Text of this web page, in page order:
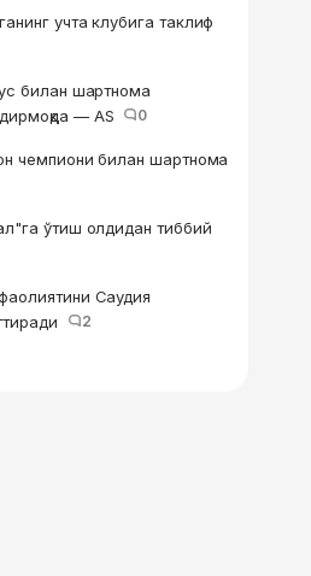
учта клубига таклиф
билан шартнома
— AS
0
чемпиони билан шартнома
ўтиш олдидан тиббий
Саудия
2